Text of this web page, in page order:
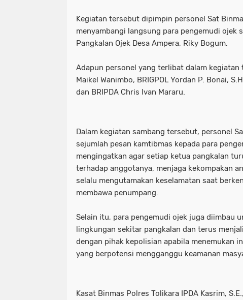
Kegiatan tersebut dipimpin personel Sat
menyambangi langsung para pengemudi ojek
Pangkalan Ojek Desa Ampera, Riky Bogum.
Adapun personel yang terlibat dalam kegiatan
Maikel Wanimbo, BRIGPOL Yordan P. Bonai,
dan BRIPDA Chris Ivan Mararu.
Dalam kegiatan sambang tersebut, personel
sejumlah pesan kamtibmas kepada para
mengingatkan agar setiap ketua pangkalan
terhadap anggotanya, menjaga kekompakan
selalu mengutamakan keselamatan saat
membawa penumpang.
Selain itu, para pengemudi ojek juga diimbau
lingkungan sekitar pangkalan dan terus
dengan pihak kepolisian apabila menemukan
yang berpotensi mengganggu keamanan
Kasat Binmas Polres Tolikara IPDA Kasrim,